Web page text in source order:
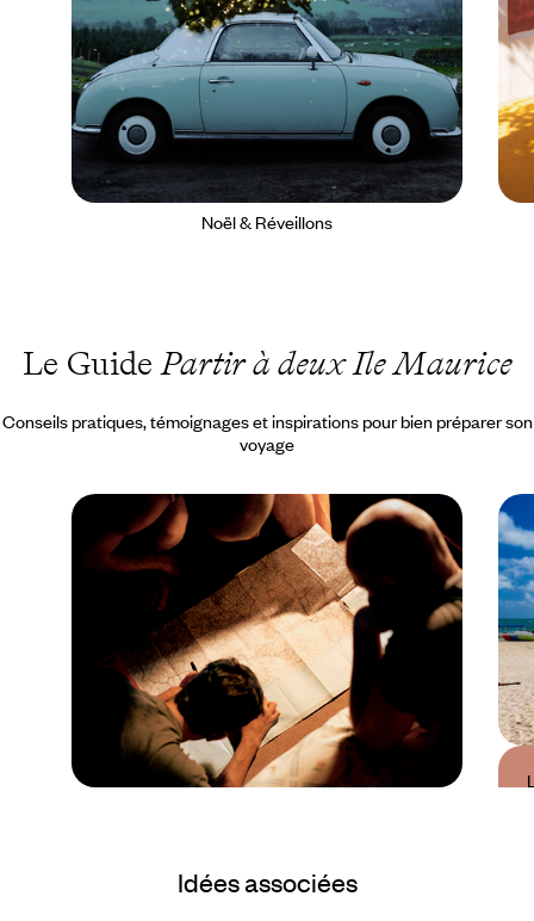
Noël & Réveillons
Le GuidePartir à deux Ile Maurice
Conseils pratiques, témoignages et inspirations pour bien préparer son
voyage
Quand partir à l'Ile
Maurice ?
Idées associées